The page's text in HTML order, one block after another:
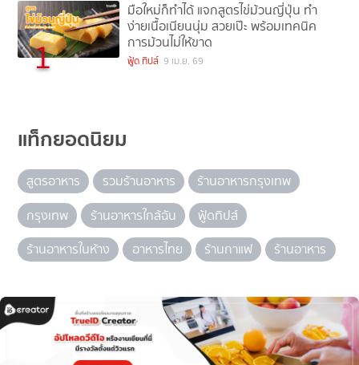
1
มือใหม่ก็ทำได้ แจกสูตรไข่ม้วนญี่ปุ่น ทำ
ง่ายเนื้อเนียนนุ่ม สวยเป๊ะ พร้อมเทคนิค
การม้วนไม่ให้ขาด
ฟู้ด ทิปส์ 9 เม.ย. 69
แท็กยอดนิยม
สูตรอาหาร รวมร้านอาหาร
ร้านอาหารกรุงเทพ
กรุงเทพ
ร้านอาหารใกล้ฉัน
ฟู้ดทิปส์
ร้านอาหารในห้าง
อาหารไทย ร้านกาแฟ ร้านอาหาร